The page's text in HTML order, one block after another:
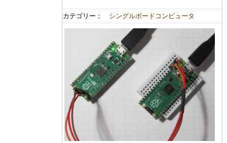
カテゴリー： シングルボードコンピュータ